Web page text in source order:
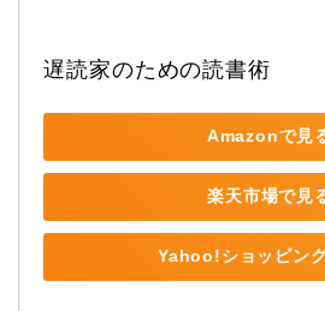
遅読家のための読書術
Amazonで見
楽天市場で見
Yahoo!ショッピン